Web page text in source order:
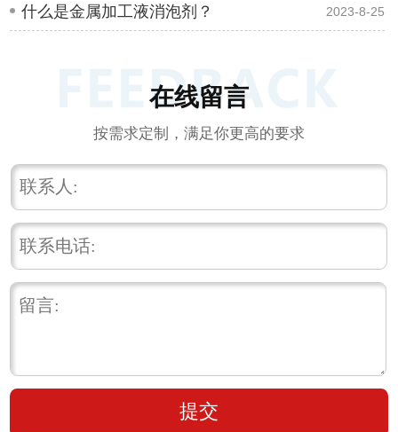
什么是金属加工液消泡剂？ 2023-8-25
在线留言
按需求定制，满足你更高的要求